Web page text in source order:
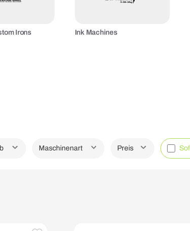
Irons Ink Machines
Maschinenart Preis